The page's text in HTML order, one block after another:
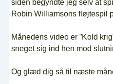
siden begyndte jeg selv at
Robin Williamsons fløjtespil
Månedens video er ”Kold
sneget sig ind hen mod
Og glæd dig så til næste